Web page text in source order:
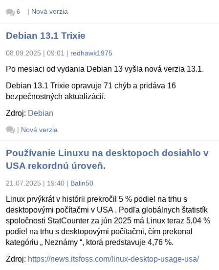
6 | Nová verzia
Debian 13.1 Trixie
08.09.2025 | 09:01 | redhawk1975
Po mesiaci od vydania Debian 13 vyšla nová verzia 13.1.
Debian 13.1 Trixie opravuje 71 chýb a pridáva 16
bezpečnostných aktualizácií.
Zdroj: Debian
| Nová verzia
Používanie Linuxu na desktopoch dosiahlo v
USA rekordnú úroveň.
21.07.2025 | 19:40 | Balin50
Linux prvýkrát v histórii prekročil 5 % podiel na trhu s
desktopovými počítačmi v USA . Podľa globálnych štatistík
spoločnosti StatCounter za jún 2025 má Linux teraz 5,04 %
podiel na trhu s desktopovými počítačmi, čím prekonal
kategóriu „ Neznámy “, ktorá predstavuje 4,76 %.
Zdroj: https://news.itsfoss.com/linux-desktop-usage-usa/